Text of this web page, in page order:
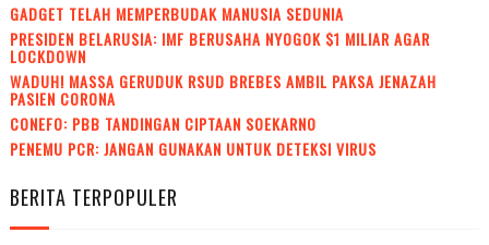
GADGET TELAH MEMPERBUDAK MANUSIA SEDUNIA
PRESIDEN BELARUSIA: IMF BERUSAHA NYOGOK $1 MILIAR AGAR
LOCKDOWN
WADUH! MASSA GERUDUK RSUD BREBES AMBIL PAKSA JENAZAH
PASIEN CORONA
CONEFO: PBB TANDINGAN CIPTAAN SOEKARNO
PENEMU PCR: JANGAN GUNAKAN UNTUK DETEKSI VIRUS
BERITA TERPOPULER